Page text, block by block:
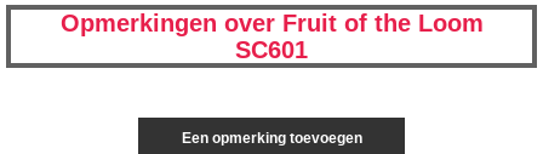
Opmerkingen over Fruit of the Loom
SC601
Een opmerking toevoegen